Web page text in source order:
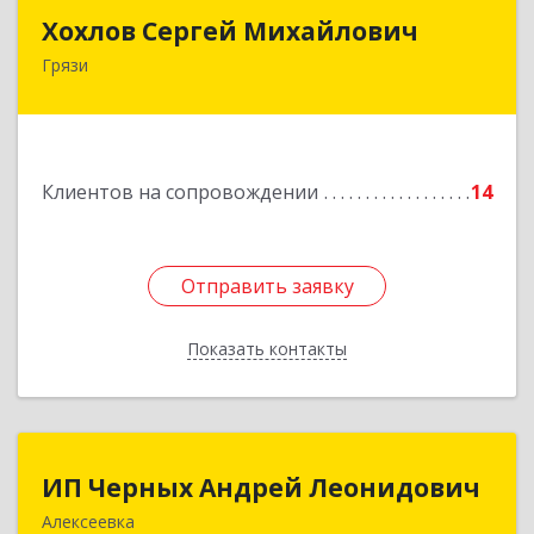
Хохлов Сергей Михайлович
Грязи
Клиентов на сопровождении 14
Отправить заявку
Показать контакты
Хохлов Сергей Михайлович
Отправить заявку
Назад
ИП Черных Андрей Леонидович
Алексеевка
ИП Черных Андрей Леонидович
309850, Белгородская обл, Алексеевский р-н,